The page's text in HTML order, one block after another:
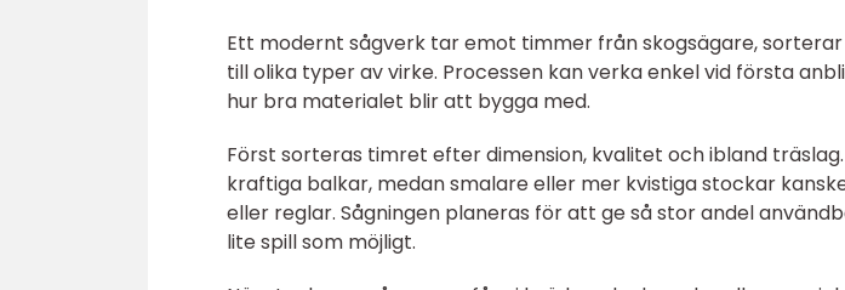
Ett modernt sågverk tar emot timmer från skogsägare,
till olika typer av virke. Processen kan verka enkel vid första
hur bra materialet blir att bygga med.
Först sorteras timret efter dimension, kvalitet och ibland
kraftiga balkar, medan smalare eller mer kvistiga stockar
eller reglar. Sågningen planeras för att ge så stor andel
lite spill som möjligt.